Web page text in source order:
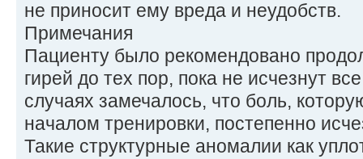
не приносит ему вреда и неудобств.
Примечания
Пациенту было рекомендовано
гирей до тех пор, пока не исчезнут
случаях замечалось, что боль,
началом тренировки, постепенно
Такие структурные аномалии как